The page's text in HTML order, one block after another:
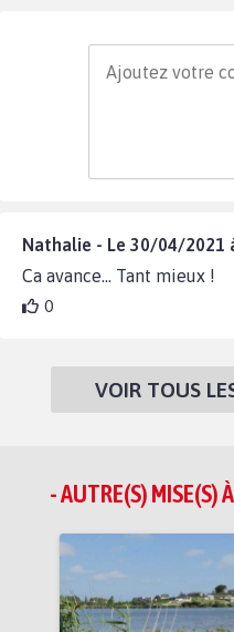
Nathalie - Le 30/04/2021
Ca avance... Tant mieux !
0
VOIR TOUS
- AUTRE(S) MISE(S)